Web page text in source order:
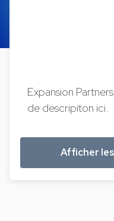
Expansion
de descripiton ici.
Afficher